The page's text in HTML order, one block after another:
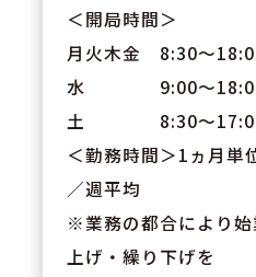
＜開局時間＞
月火木金 8:30～
水 9:00～
土 8:30～
＜勤務時間＞1ヵ月単
／週平均
※業務の都合により始
上げ・繰り下げを